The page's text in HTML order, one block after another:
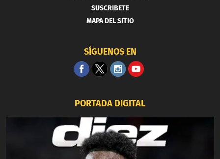
SUSCRIBETE
MAPA DEL SITIO
SÍGUENOS EN
PORTADA DIGITAL